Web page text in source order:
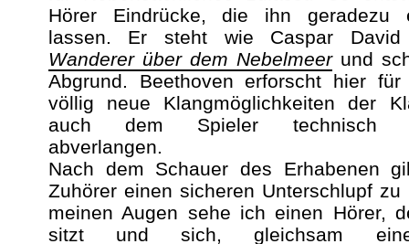
Hörer Eindrücke, die ihn geradezu
lassen. Er steht wie Caspar David
Wanderer über dem Nebelmeerund
Abgrund. Beethoven erforscht hier
völlig neue Klangmöglichkeiten der
auch dem Spieler technisch
abverlangen.
Nach dem Schauer des Erhabenen
Zuhörer einen sicheren Unterschlupf zu
meinen Augen sehe ich einen Hörer,
sitzt und sich, gleichsam